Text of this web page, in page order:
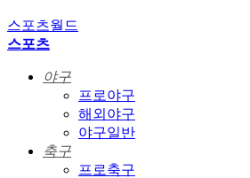
스포츠월드
스포츠
야구
프로야구
해외야구
야구일반
축구
프로축구